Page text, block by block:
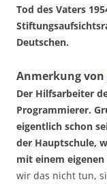
Tod des Vaters
Deutschen.
Anmerkung von
Der Hilfsarbeiter
Programmierer.
eigentlich schon
der Hauptschule,
mit einem
wir das nicht tun,